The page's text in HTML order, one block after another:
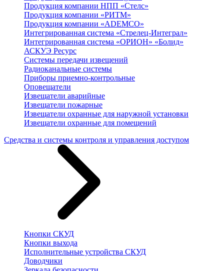
Продукция компании НПП «Стелс»
Продукция компании «РИТМ»
Продукция компании «ADEMCO»
Интегрированная система «Стрелец-Интеграл»
Интегрированная система «ОРИОН» «Болид»
АСКУЭ Ресурс
Системы передачи извещений
Радиоканальные системы
Приборы приемно-контрольные
Оповещатели
Извещатели аварийные
Извещатели пожарные
Извещатели охранные для наружной установки
Извещатели охранные для помещений
Средства и системы контроля и управления доступом
Кнопки СКУД
Кнопки выхода
Исполнительные устройства СКУД
Доводчики